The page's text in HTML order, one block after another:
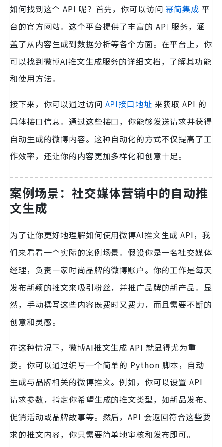
如何找到这个 API 呢？首先，你可以访问 幂简集成 平
台的官方网站。这个平台提供了丰富的 API 服务，涵
盖了从内容生成到数据分析等各个方面。在平台上，你
可以找到微博AI推文生成服务的详细文档，了解其功能
和使用方法。
接下来，你可以通过访问 API接口地址 来获取 API 的
具体接口信息。通过这些接口，你能够发送请求并获得
自动生成的微博内容。这种自动化的方式不仅提高了工
作效率，还让你的内容更加多样化和创意十足。
案例场景：社交媒体营销中的自动推
文生成
为了让你更好地理解如何使用微博AI推文生成 API，我
们来看看一个实际的案例场景。假设你是一名社交媒体
经理，负责一家时尚品牌的微博账户。你的工作是每天
发布新颖的推文来吸引粉丝，并推广品牌的新产品。显
然，手动撰写这些内容既费时又费力，而且需要不断的
创意和灵感。
在这种情况下，微博AI推文生成 API 就显得尤为重
要。你可以通过编写一个简单的 Python 脚本，自动
生成与品牌相关的微博推文。例如，你可以设置 API
请求参数，指定你希望生成的推文类型，如新品发布、
促销活动或品牌故事等。然后，API 会返回符合这些要
求的推文内容，你只需要简单地审核和发布即可。